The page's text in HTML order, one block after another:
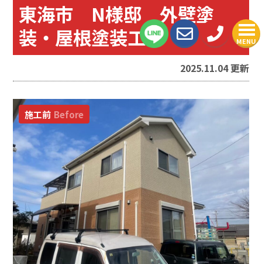
MENU
東海市 N様邸 外壁塗
装・屋根塗装工事
2025.11.04 更新
施工前 Before